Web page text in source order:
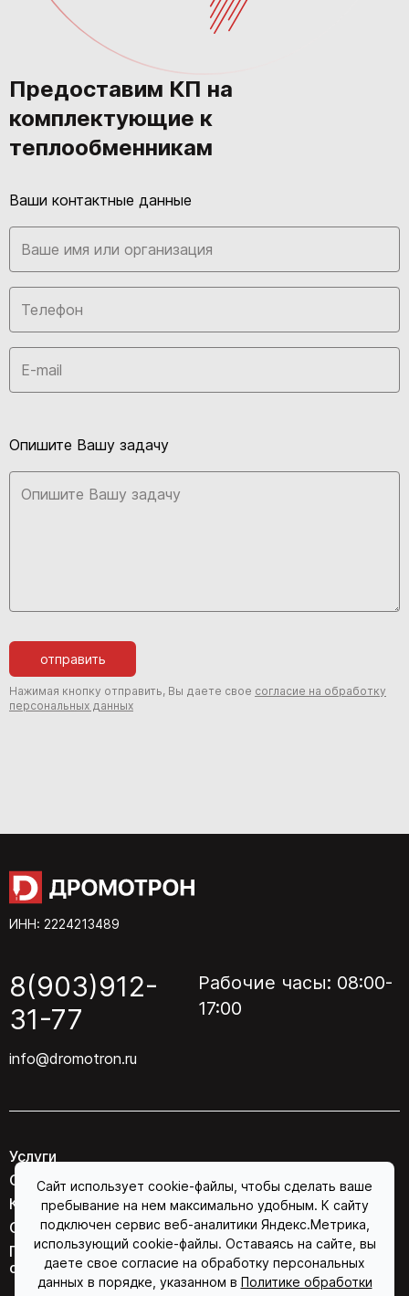
Предоставим КП на
комплектующие к
теплообменникам
Ваши контактные данные
Опишите Вашу задачу
отправить
Нажимая кнопку отправить, Вы даете свое согласие на обработку
персональных данных
ИНН: 2224213489
8(903)912-
31-77
info@dromotron.ru
Рабочие часы: 08:00-
17:00
Услуги
О компании
Контакты
Соглашение об обработке персональных данных
Политика конфиденциальности в отношении
обработки персональных данных
Сайт использует cookie-файлы, чтобы сделать ваше
пребывание на нем максимально удобным. К сайту
подключен сервис веб-аналитики Яндекс.Метрика,
использующий cookie-файлы. Оставаясь на сайте, вы
даете свое согласие на обработку персональных
данных в порядке, указанном в Политике обработки